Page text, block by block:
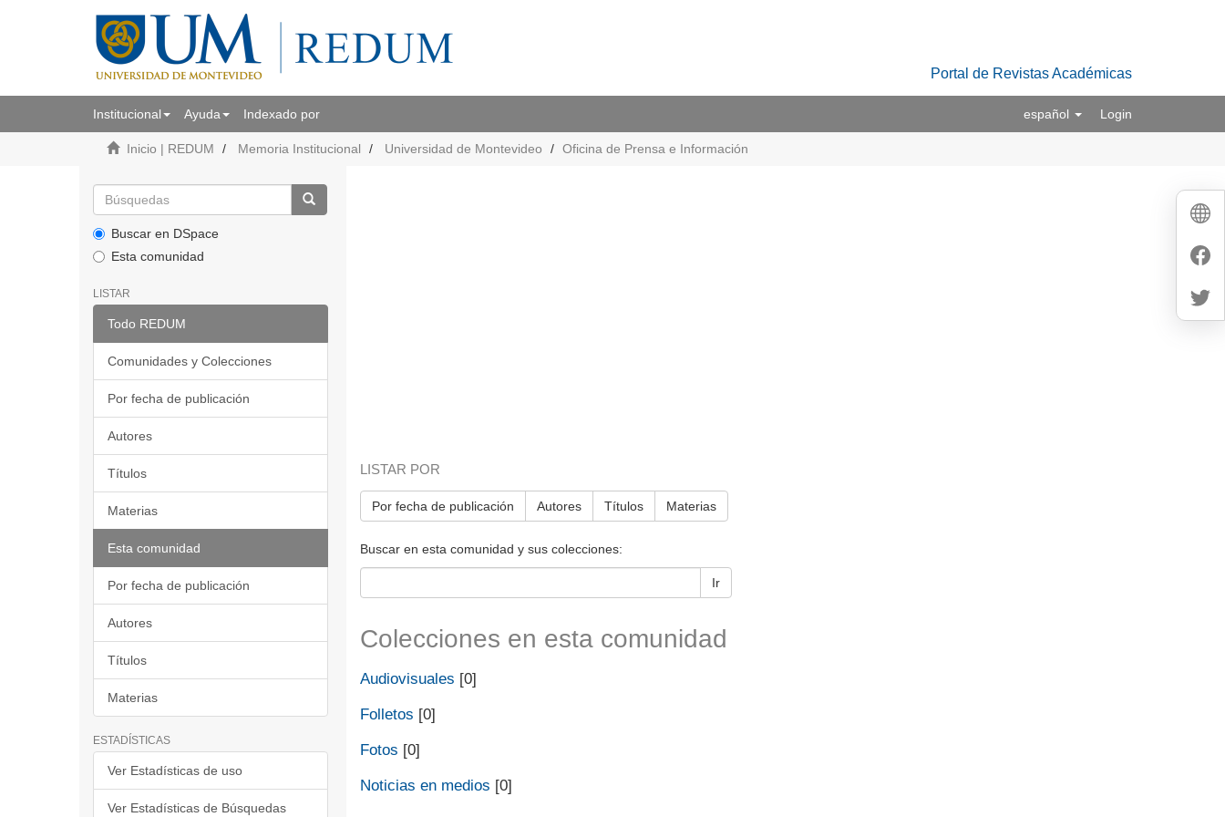
Portal de Revistas Académicas
Institucional Ayuda Indexado por español Login
Inicio | REDUM Memoria Institucional Universidad de Montevideo Oficina de Prensa e Información
Buscar en DSpace
Esta comunidad
LISTAR
Todo REDUM
Comunidades y Colecciones
Por fecha de publicación
Autores
Títulos
Materias
Esta comunidad
Por fecha de publicación
Autores
Títulos
Materias
ESTADÍSTICAS
Ver Estadísticas de uso
Ver Estadísticas de Búsquedas
LISTAR POR
Por fecha de publicación Autores Títulos Materias
Buscar en esta comunidad y sus colecciones:
Ir
Colecciones en esta comunidad
Audiovisuales [0]
Folletos [0]
Fotos [0]
Noticias en medios [0]